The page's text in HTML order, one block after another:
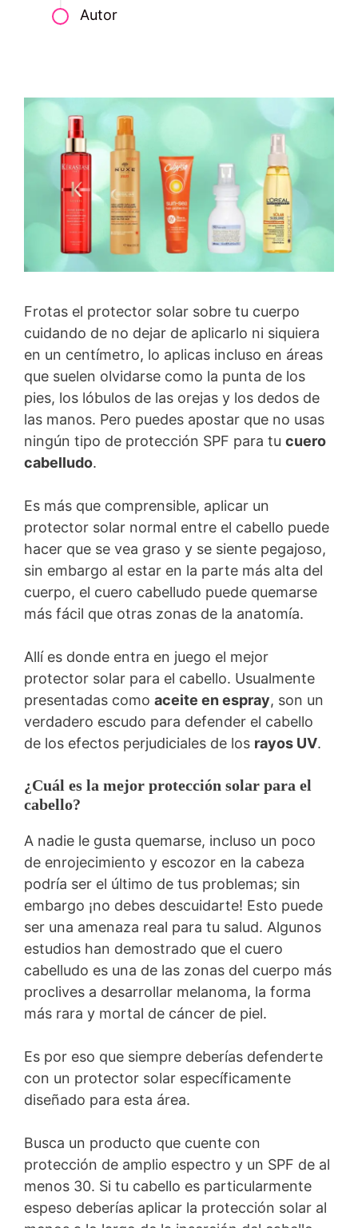
Frotas el protector solar sobre tu cuerpo
cuidando de no dejar de aplicarlo ni siquiera
en un centímetro, lo aplicas incluso en áreas
que suelen olvidarse como la punta de los
pies, los lóbulos de las orejas y los dedos de
las manos. Pero puedes apostar que no usas
ningún tipo de protección SPF para tu cuero
cabelludo.
Es más que comprensible, aplicar un
protector solar normal entre el cabello puede
hacer que se vea graso y se siente pegajoso,
sin embargo al estar en la parte más alta del
cuerpo, el cuero cabelludo puede quemarse
más fácil que otras zonas de la anatomía.
Allí es donde entra en juego el mejor
protector solar para el cabello. Usualmente
presentadas como aceite en espray, son un
verdadero escudo para defender el cabello
de los efectos perjudiciales de los rayos UV.
¿Cuál es la mejor protección solar para el
cabello?
A nadie le gusta quemarse, incluso un poco
de enrojecimiento y escozor en la cabeza
podría ser el último de tus problemas; sin
embargo ¡no debes descuidarte! Esto puede
ser una amenaza real para tu salud. Algunos
estudios han demostrado que el cuero
cabelludo es una de las zonas del cuerpo más
proclives a desarrollar melanoma, la forma
más rara y mortal de cáncer de piel.
Es por eso que siempre deberías defenderte
con un protector solar específicamente
diseñado para esta área.
Busca un producto que cuente con
protección de amplio espectro y un SPF de al
menos 30. Si tu cabello es particularmente
espeso deberías aplicar la protección solar al
Autor